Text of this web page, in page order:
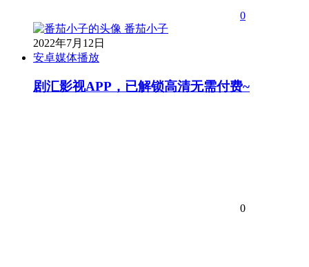
0
番茄小子
2022年7月12日
安卓媒体播放
剧汇影视APP，已解锁高清无需付费~
0